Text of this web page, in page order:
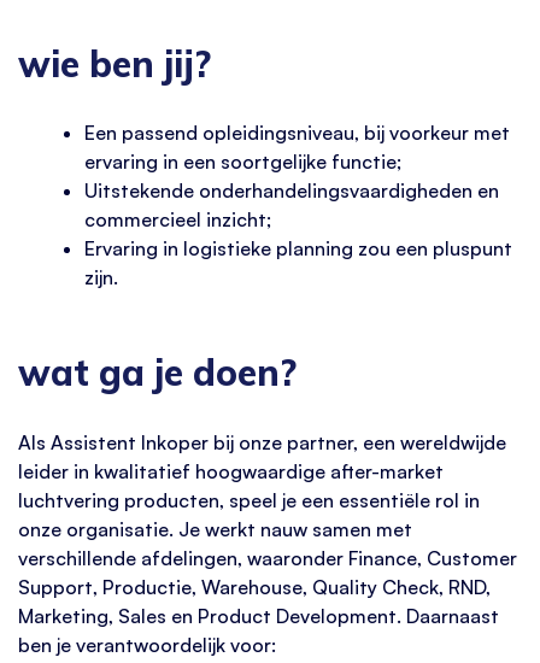
wie ben jij?
Een passend opleidingsniveau, bij voorkeur met
ervaring in een soortgelijke functie;
Uitstekende onderhandelingsvaardigheden en
commercieel inzicht;
Ervaring in logistieke planning zou een pluspunt
zijn.
wat ga je doen?
Als Assistent Inkoper bij onze partner, een wereldwijde
leider in kwalitatief hoogwaardige after-market
luchtvering producten, speel je een essentiële rol in
onze organisatie. Je werkt nauw samen met
verschillende afdelingen, waaronder Finance, Customer
Support, Productie, Warehouse, Quality Check, RND,
Marketing, Sales en Product Development. Daarnaast
ben je verantwoordelijk voor: